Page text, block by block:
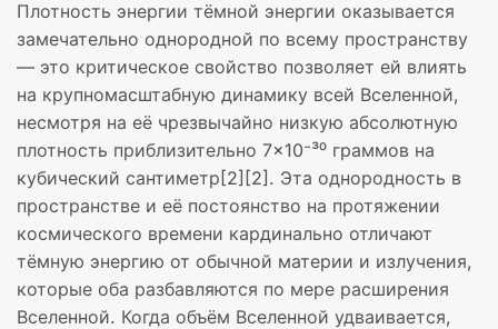
Плотность энергии тёмной энергии оказывается
замечательно однородной по всему пространству
— это критическое свойство позволяет ей влиять
на крупномасштабную динамику всей Вселенной,
несмотря на её чрезвычайно низкую абсолютную
плотность приблизительно 7×10⁻³⁰ граммов на
кубический сантиметр[2][2]. Эта однородность в
пространстве и её постоянство на протяжении
космического времени кардинально отличают
тёмную энергию от обычной материи и излучения,
которые оба разбавляются по мере расширения
Вселенной. Когда объём Вселенной удваивается,